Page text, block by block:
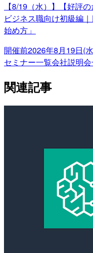
【8/19（水）】【好評
ビジネス職向け初級編
始め方」
開催前2026年8月19日(
セミナー一覧会社説明
関連記事